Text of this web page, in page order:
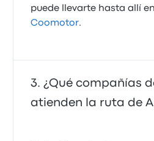
puede llevarte hasta allí
Coomotor.
¿Qué compañías
atienden la ruta de